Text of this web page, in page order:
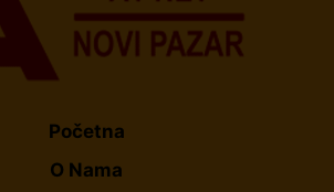
Početna
O Nama